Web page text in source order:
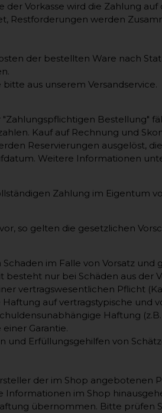
Vorkasse wird die Zahlung
Restforderungen werden
der bestellten Ware nach
aus unserem Versandservice.
Bestellung"
Kauf auf Rechnung und
Reservierungen ausgelöst,
Weitere Informationen
Zahlung im Eigentum
so gelten die gesetzlichen
im Falle von Vorsatz
besteht nur bei Schäden aus der
vertragswesentlichen Pflicht
auf vertragstypische und
Haftung
Garantie.
und Erfüllungsgehilfen von
der im Shop angebotenen
im Shop
übernommen. Bitte prüfen